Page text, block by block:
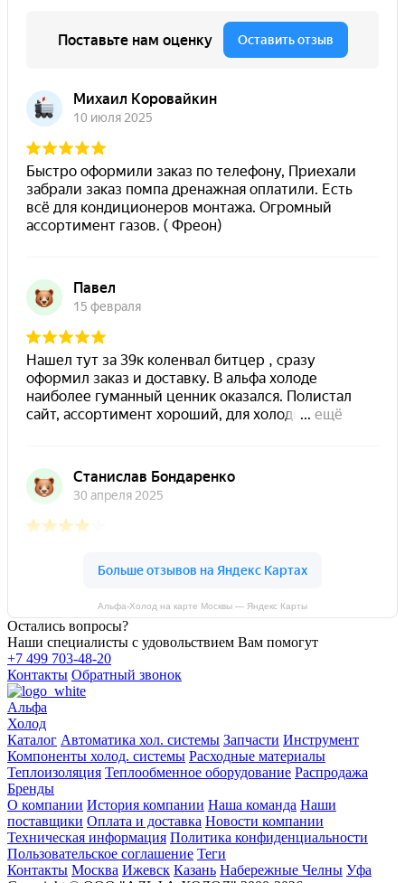
Альфа-Холод на карте Москвы — Яндекс Карты
Остались вопросы?
Наши специалисты с удовольствием Вам помогут
+7 499 703-48-20
Контакты Обратный звонок
Альфа
Холод
Каталог Автоматика хол. системы Запчасти Инструмент
Компоненты холод. системы Расходные материалы
Теплоизоляция Теплообменное оборудование Распродажа
Бренды
О компании История компании Наша команда Наши
поставщики Оплата и доставка Новости компании
Техническая информация Политика конфиденциальности
Пользовательское соглашение Теги
Контакты Москва Ижевск Казань Набережные Челны Уфа